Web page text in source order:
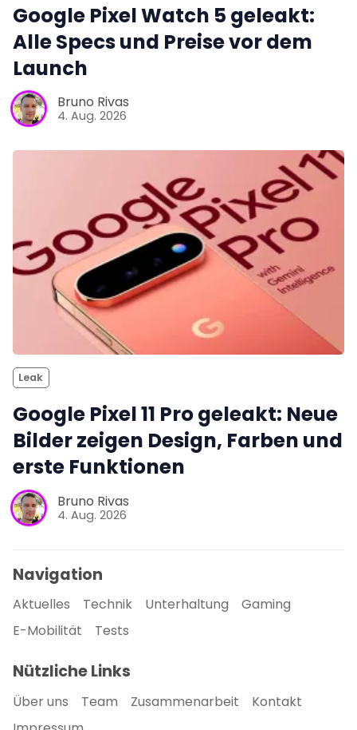
Google Pixel Watch 5 geleakt:
Alle Specs und Preise vor dem
Launch
Bruno Rivas
4. Aug. 2026
Leak
Google Pixel 11 Pro geleakt: Neue
Bilder zeigen Design, Farben und
erste Funktionen
Bruno Rivas
4. Aug. 2026
Navigation
Aktuelles Technik Unterhaltung
Gaming
E-Mobilität
Tests
Nützliche Links
Über uns Team Zusammenarbeit
Kontakt